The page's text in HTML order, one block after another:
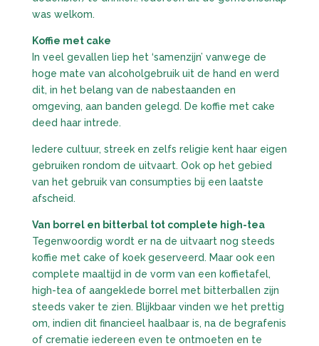
was welkom.
Koffie met cake
In veel gevallen liep het ‘samenzijn’ vanwege de
hoge mate van alcoholgebruik uit de hand en werd
dit, in het belang van de nabestaanden en
omgeving, aan banden gelegd. De koffie met cake
deed haar intrede.
Iedere cultuur, streek en zelfs religie kent haar eigen
gebruiken rondom de uitvaart. Ook op het gebied
van het gebruik van consumpties bij een laatste
afscheid.
Van borrel en bitterbal tot complete high-tea
Tegenwoordig wordt er na de uitvaart nog steeds
koffie met cake of koek geserveerd. Maar ook een
complete maaltijd in de vorm van een koffietafel,
high-tea of aangeklede borrel met bitterballen zijn
steeds vaker te zien. Blijkbaar vinden we het prettig
om, indien dit financieel haalbaar is, na de begrafenis
of crematie iedereen even te ontmoeten en te